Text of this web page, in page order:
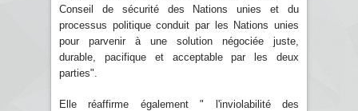
Conseil de sécurité des Nations unies et du
processus politique conduit par les Nations unies
pour parvenir à une solution négociée juste,
durable, pacifique et acceptable par les deux
parties".
Elle réaffirme également " l'inviolabilité des